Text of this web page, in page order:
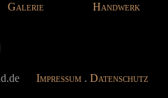
Galerie Handwerk
Impressum . Datenschutz